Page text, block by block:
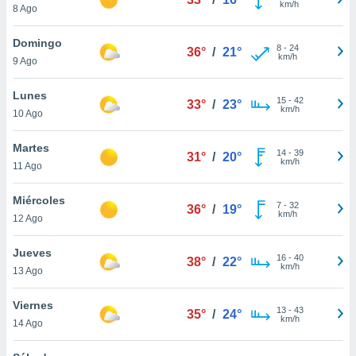
y
más
nuestra
y
de
disponible
cookies
8 Ago
km/h
Domingo
9 Ago
36° / 21° 8- 24
km/h
Lunes
10 Ago
33° / 23° 15- 42
km/h
Martes
11 Ago
31° / 20° 14- 39
km/h
Miércoles
12 Ago
36° / 19° 7- 32
km/h
Jueves
13 Ago
38° / 22° 16- 40
km/h
Viernes
14 Ago
35° / 24° 13- 43
km/h